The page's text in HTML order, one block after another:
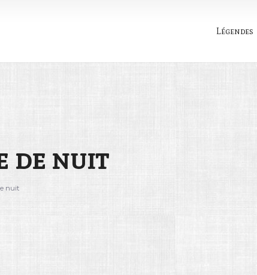
Légendes
de nuit
nuit